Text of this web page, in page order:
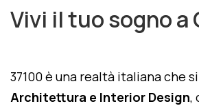
Vivi il tuo sogno a
37100 è una realtà italiana che
Architettura e Interior Design,